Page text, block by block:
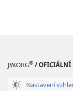
JW.ORG® / OFICIÁLNÍ
Nastavení